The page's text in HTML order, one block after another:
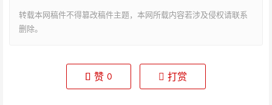
转载本网稿件不得篡改稿件主题，本网所载内容若涉及侵权请联系
删除。
赞 0 打赏